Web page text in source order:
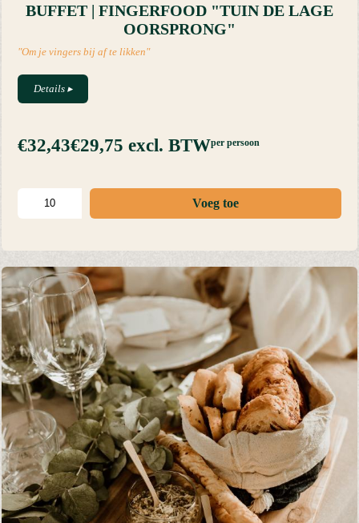
BUFFET | FINGERFOOD "TUIN DE LAGE
OORSPRONG"
"Om je vingers bij af te likken"
Details ▸
€32,43€29,75 excl. BTWper persoon
Voeg toe